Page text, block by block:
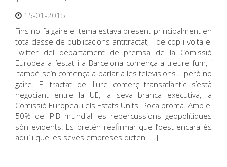
15-01-2015
Fins no fa gaire el tema estava present principalment en
tota classe de publicacions antitractat, i de cop i volta el
Twitter del departament de premsa de la Comissió
Europea a l’estat i a Barcelona comença a treure fum, i
també se’n comença a parlar a les televisions… però no
gaire. El tractat de lliure comerç transatlàntic s’està
negociant entre la UE, la seva branca executiva, la
Comissió Europea, i els Estats Units. Poca broma. Amb el
50% del PIB mundial les repercussions geopolítiques
són evidents. Es pretén reafirmar que l’oest encara és
aquí i que les seves empreses dicten […]